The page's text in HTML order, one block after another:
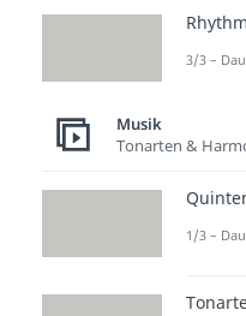
dabei die
Hier siehst
3/3 –
Musik
Tonarten &
1/3 –